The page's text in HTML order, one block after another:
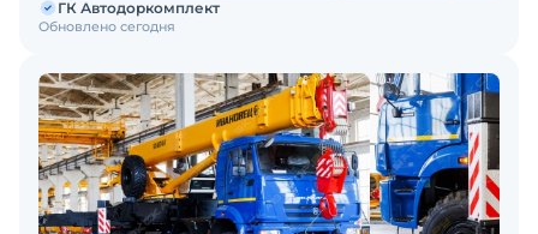
Обновлено сегодня
ГК Автодоркомплект